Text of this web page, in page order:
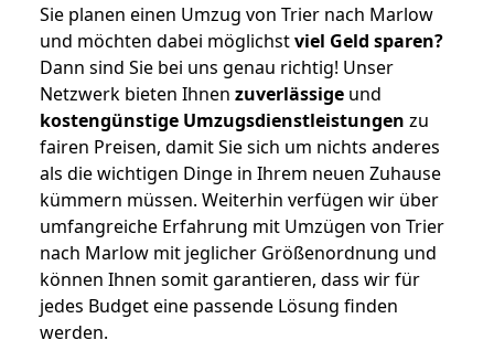
Sie planen einen Umzug von Trier nach Marlow
und möchten dabei möglichstviel Geld sparen?
Dann sind Sie bei uns genau richtig! Unser
Netzwerk bieten Ihnen zuverlässige und
kostengünstige Umzugsdienstleistungen zu
fairen Preisen, damit Sie sich um nichts anderes
als die wichtigen Dinge in Ihrem neuen Zuhause
kümmern müssen. Weiterhin verfügen wir über
umfangreiche Erfahrung mit Umzügen von Trier
nach Marlow mit jeglicher Größenordnung und
können Ihnen somit garantieren, dass wir für
jedes Budget eine passende Lösung finden
werden.